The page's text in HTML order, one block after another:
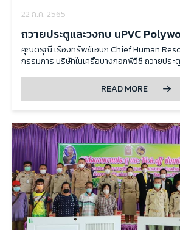
22 ก.ค. 2565
ถวายประตูและวงกบ uPVC
ชุด มูลค่า 136,500 บาท
คุณดรุณี เรืองทรัพย์เอนก Chief Human
กรรมการ บริษัทในเครือบางกอกพีวีซี ถวายประ
เจ้าอาวาส วัดป่าเมตตาคีรี ตำบลซับชมพู อำเภอภัคดีชุ
READ MORE